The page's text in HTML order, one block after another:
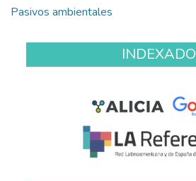
Pasivos ambientales
INDEXADO